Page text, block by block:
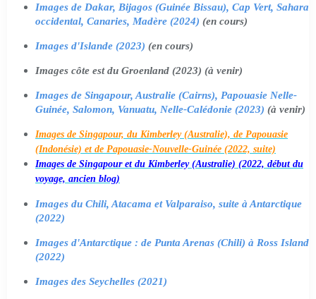
Images de Dakar, Bijagos (Guinée Bissau), Cap Vert, Sahara
occidental, Canaries, Madère (2024) (en cours)
Images d'Islande (2023) (en cours)
Images côte est du Groenland (2023) (à venir)
Images de Singapour, Australie (Cairns), Papouasie Nelle-
Guinée, Salomon, Vanuatu, Nelle-Calédonie (2023) (à venir)
Images de Singapour, du Kimberley (Australie), de Papouasie
(Indonésie) et de Papouasie-Nouvelle-Guinée (2022, suite)
Images de Singapour et du Kimberley (Australie) (2022, début du
voyage, ancien blog)
Images du Chili, Atacama et Valparaiso, suite à Antarctique
(2022)
Images d'Antarctique : de Punta Arenas (Chili) à Ross Island
(2022)
Images des Seychelles (2021)